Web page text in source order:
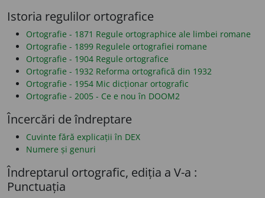
Istoria regulilor ortografice
Ortografie - 1871 Regule ortographice ale limbei romane
Ortografie - 1899 Regulele ortografiei romane
Ortografie - 1904 Regule ortografice
Ortografie - 1932 Reforma ortografică din 1932
Ortografie - 1954 Mic dicționar ortografic
Ortografie - 2005 - Ce e nou în DOOM2
Încercări de îndreptare
Cuvinte fără explicații în DEX
Numere și genuri
Îndreptarul ortografic, ediția a V-a :
Punctuația